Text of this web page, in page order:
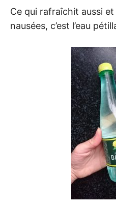
Ce qui rafraîchit aussi
nausées, c’est l’eau